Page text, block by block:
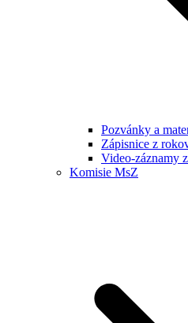
Pozvánky a
Zápisnice z
Video-záznamy
Komisie MsZ